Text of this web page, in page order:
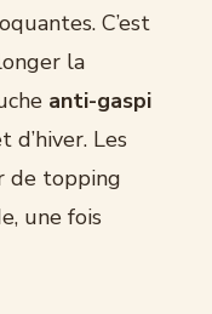
C’est
la
anti-gaspi
d’hiver. Les
de topping
une fois